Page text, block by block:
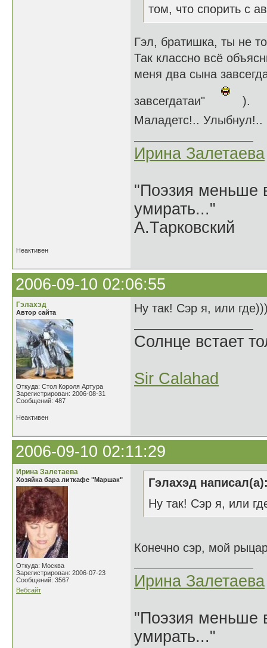
том, что спорить с
Гэл, братишка, ты не
Так классно всё
меня два сына
завсегдатаи"
).
Маладетс!.. Улыбнул!..
Ирина Залетаева
"Поэзия меньше
умирать..."
А.Тарковский
Неактивен
2006-09-10 02:06:55
Гэлахэд
Автор сайта
Откуда: Стол Короля Артура
Зарегистрирован: 2006-08-31
Сообщений: 487
Ну так! Сэр я, или
Солнце встает
Sir Calahad
Неактивен
2006-09-10 02:11:29
Ирина Залетаева
Хозяйка бара литкафе "Маршак"
Откуда: Москва
Зарегистрирован: 2006-07-23
Сообщений: 3567
Вебсайт
Гэлахэд
Ну так! Сэр я, или
Конечно сэр, мой
Ирина Залетаева
"Поэзия меньше
умирать..."